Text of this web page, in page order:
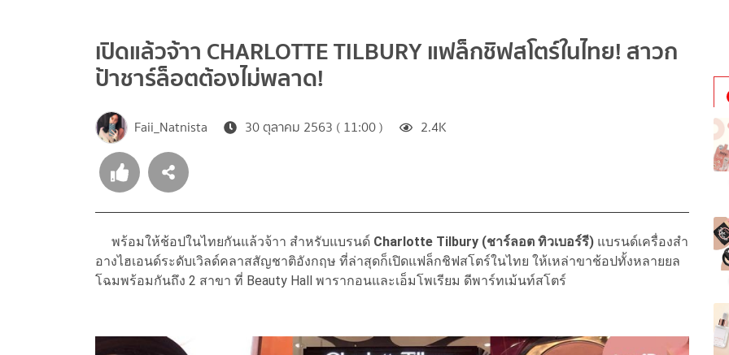
เปิดแล้วจ้าา CHARLOTTE TILBURY แฟล็กชิฟสโตร์ในไทย! สาวก
ป้าชาร์ล็อตต้องไม่พลาด!
Faii_Natnista 30 ตุลาคม 2563 ( 11:00 ) 2.4K
พร้อมให้ช้อปในไทยกันแล้วจ้าา สำหรับแบรนด์ Charlotte Tilbury (ชาร์ลอต ทิวเบอร์รี) แบรนด์เครื่องสำ
อางไฮเอนด์ระดับเวิลด์คลาสสัญชาติอังกฤษ ที่ล่าสุดก็เปิดแฟล็กชิฟสโตร์ในไทย ให้เหล่าขาช้อปทั้งหลายยล
โฉมพร้อมกันถึง 2 สาขา ที่ Beauty Hall พารากอนและเอ็มโพเรียม ดีพาร์ทเม้นท์สโตร์